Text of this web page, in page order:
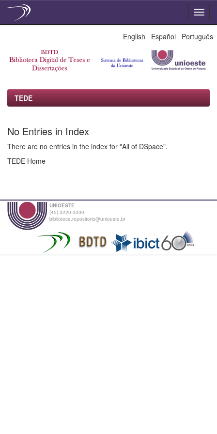
English Español Português
TEDE
No Entries in Index
There are no entries in the index for "All of DSpace".
TEDE Home
UNIOESTE
(45) 3220-3000
biblioteca.repositorio@unioeste.br